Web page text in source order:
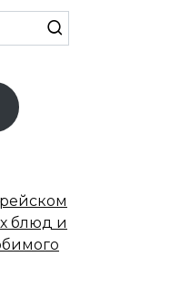
блюд и